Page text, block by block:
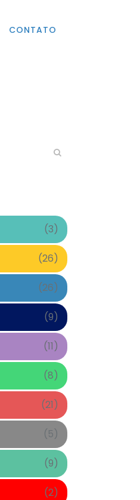
CONTATO
(3)
(26)
(26)
(9)
(11)
(8)
(21)
(5)
(9)
(2)